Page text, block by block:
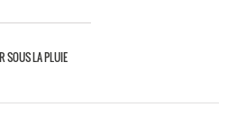
SOUS LA PLUIE